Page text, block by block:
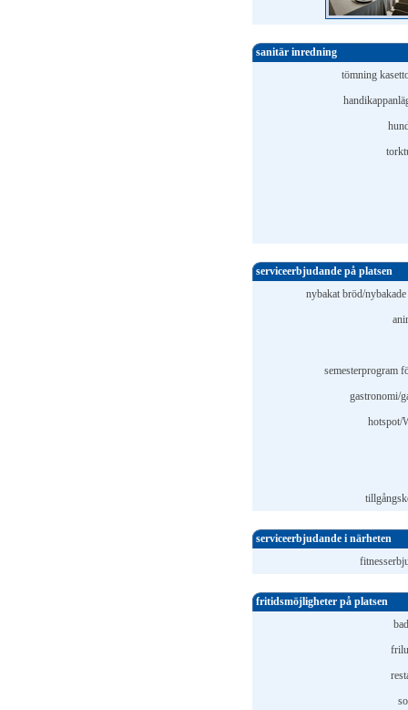
sanitär inredning
tömning
serviceerbjudande på platsen
nybakat bröd/
semesterprogram
gastronomi/
hotspot/
serviceerbjudande i närheten
fritidsmöjligheter på platsen